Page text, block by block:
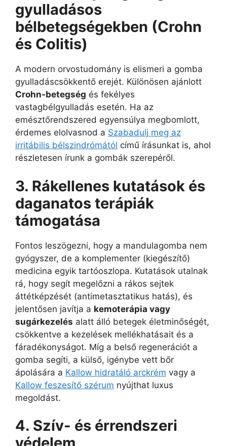
gyulladásos
bélbetegségekben (Crohn
és Colitis)
A modern orvostudomány is elismeri a gomba
gyulladáscsökkentő erejét. Különösen ajánlott
Crohn-betegség és fekélyes
vastagbélgyulladás esetén. Ha az
emésztőrendszered egyensúlya megbomlott,
érdemes elolvasnod a Szabadulj meg az
irritábilis bélszindrómától című írásunkat is, ahol
részletesen írunk a gombák szerepéről.
3. Rákellenes kutatások és
daganatos terápiák
támogatása
Fontos leszögezni, hogy a mandulagomba nem
gyógyszer, de a komplementer (kiegészítő)
medicina egyik tartóoszlopa. Kutatások utalnak
rá, hogy segít megelőzni a rákos sejtek
áttétképzését (antimetasztatikus hatás), és
jelentősen javítja a kemoterápia vagy
sugárkezelés alatt álló betegek életminőségét,
csökkentve a kezelések mellékhatásait és a
fáradékonyságot. Míg a belső regenerációt a
gomba segíti, a külső, igénybe vett bőr
ápolására a Kallow hidratáló arckrém vagy a
Kallow feszesítő szérum nyújthat luxus
megoldást.
4. Szív- és érrendszeri